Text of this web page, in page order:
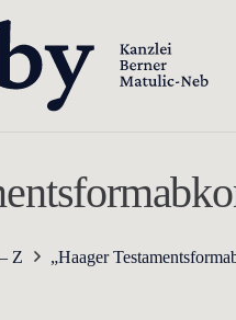
Z „Haager